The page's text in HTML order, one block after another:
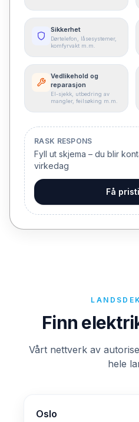
Sikkerhet
Dørtelefon, låsesystemer,
komfyrvakt m.m.
Vedlikehold og
reparasjon
El-sjekk, utbedring av
mangler, feilsøking m.m.
RASK RESPONS
Fyll ut skjema – du blir
virkedag
Få
Finn
Vårt nettverk av
hele
Oslo